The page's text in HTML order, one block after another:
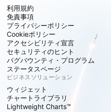
利用規約
免責事項
プライバシーポリシー
Cookieポリシー
アクセシビリティ宣言
セキュリティのヒント
バグバウンティ・プログラム
ステータスページ
ビジネスソリューション
ウィジェット
チャートライブラリ
Lightweight Charts™